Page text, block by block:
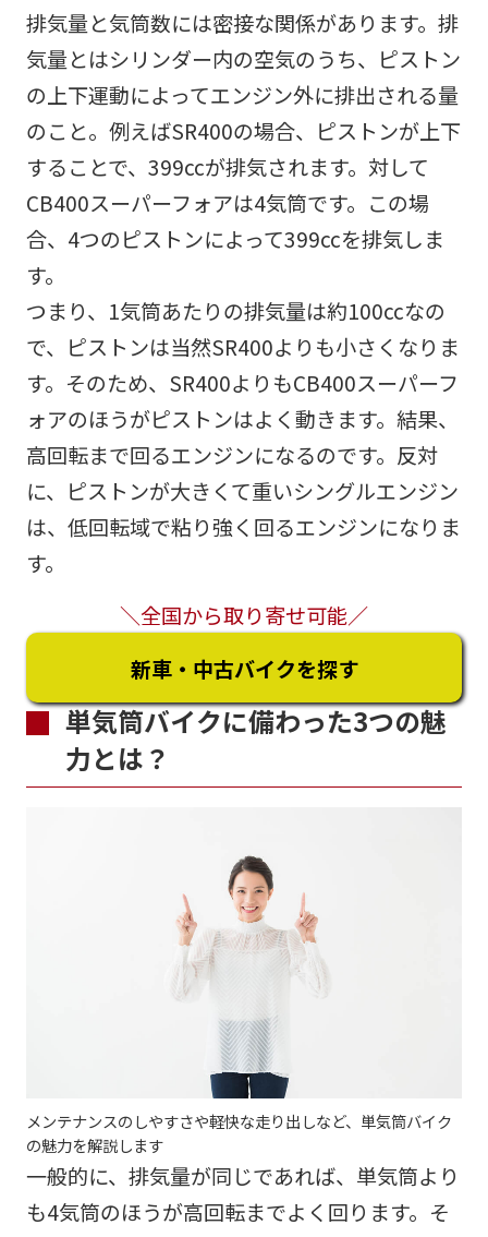
排気量と気筒数には密接な関係があります。排
気量とはシリンダー内の空気のうち、ピストン
の上下運動によってエンジン外に排出される量
のこと。例えばSR400の場合、ピストンが上下
することで、399ccが排気されます。対して
CB400スーパーフォアは4気筒です。この場
合、4つのピストンによって399ccを排気しま
す。
つまり、1気筒あたりの排気量は約100ccなの
で、ピストンは当然SR400よりも小さくなりま
す。そのため、SR400よりもCB400スーパーフ
ォアのほうがピストンはよく動きます。結果、
高回転まで回るエンジンになるのです。反対
に、ピストンが大きくて重いシングルエンジン
は、低回転域で粘り強く回るエンジンになりま
す。
＼全国から取り寄せ可能／
新車・中古バイクを探す
単気筒バイクに備わった3つの魅
力とは？
メンテナンスのしやすさや軽快な走り出しなど、単気筒バイク
の魅力を解説します
一般的に、排気量が同じであれば、単気筒より
も4気筒のほうが高回転までよく回ります。そ